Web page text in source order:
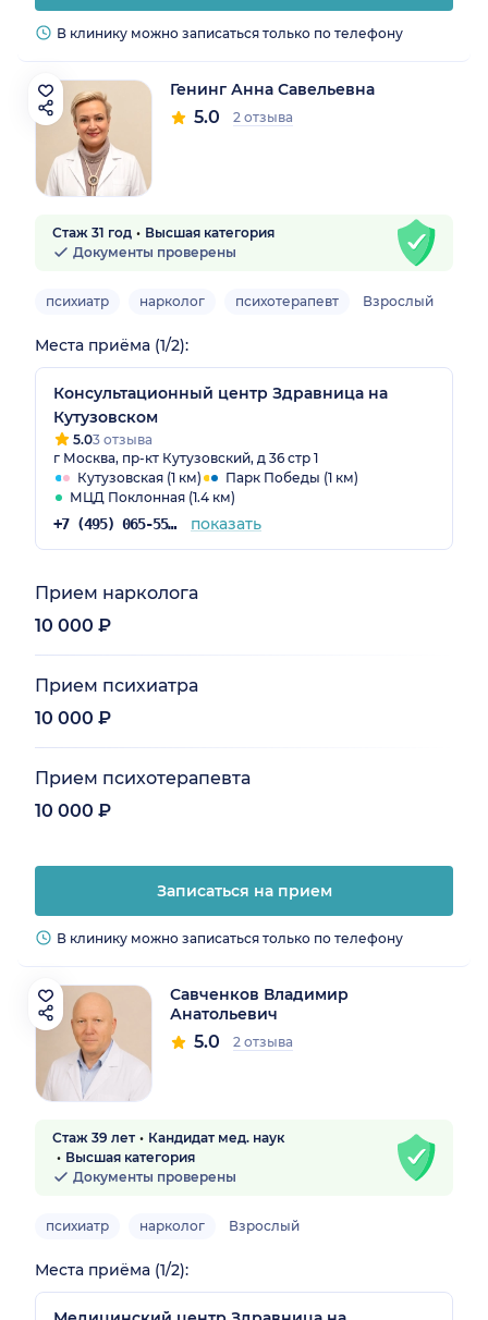
В клинику можно записаться только по телефону
Генинг Анна Савельевна
5.0 2 отзыва
Стаж 31 год
Высшая категория
Документы проверены
психиатр нарколог психотерапевт Взрослый
Места приёма (1/2):
Консультационный центр Здравница на
Кутузовском
5.03 отзыва
г Москва, пр-кт Кутузовский, д 36 стр 1
Кутузовская (1 км)
Парк Победы (1 км)
МЦД Поклонная (1.4 км)
+7 (495) 065-55-07 показать
Прием нарколога
10 000 ₽
Прием психиатра
10 000 ₽
Прием психотерапевта
10 000 ₽
Записаться на прием
В клинику можно записаться только по телефону
Савченков Владимир
Анатольевич
5.0 2 отзыва
Стаж 39 лет
Кандидат мед. наук
Высшая категория
Документы проверены
психиатр нарколог Взрослый
Места приёма (1/2):